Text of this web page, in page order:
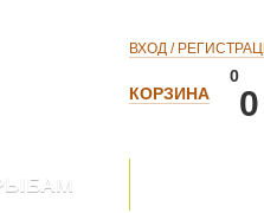
ВХОД /
КОРЗИНА
0
0